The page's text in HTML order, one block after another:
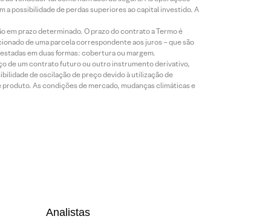
possibilidade de perdas superiores ao capital investido. A
em prazo determinado. O prazo do contrato a Termo é
de uma parcela correspondente aos juros – que são
em duas formas: cobertura ou margem.
de um contrato futuro ou outro instrumento derivativo,
de oscilação de preço devido à utilização de
As condições de mercado, mudanças climáticas e
Analistas